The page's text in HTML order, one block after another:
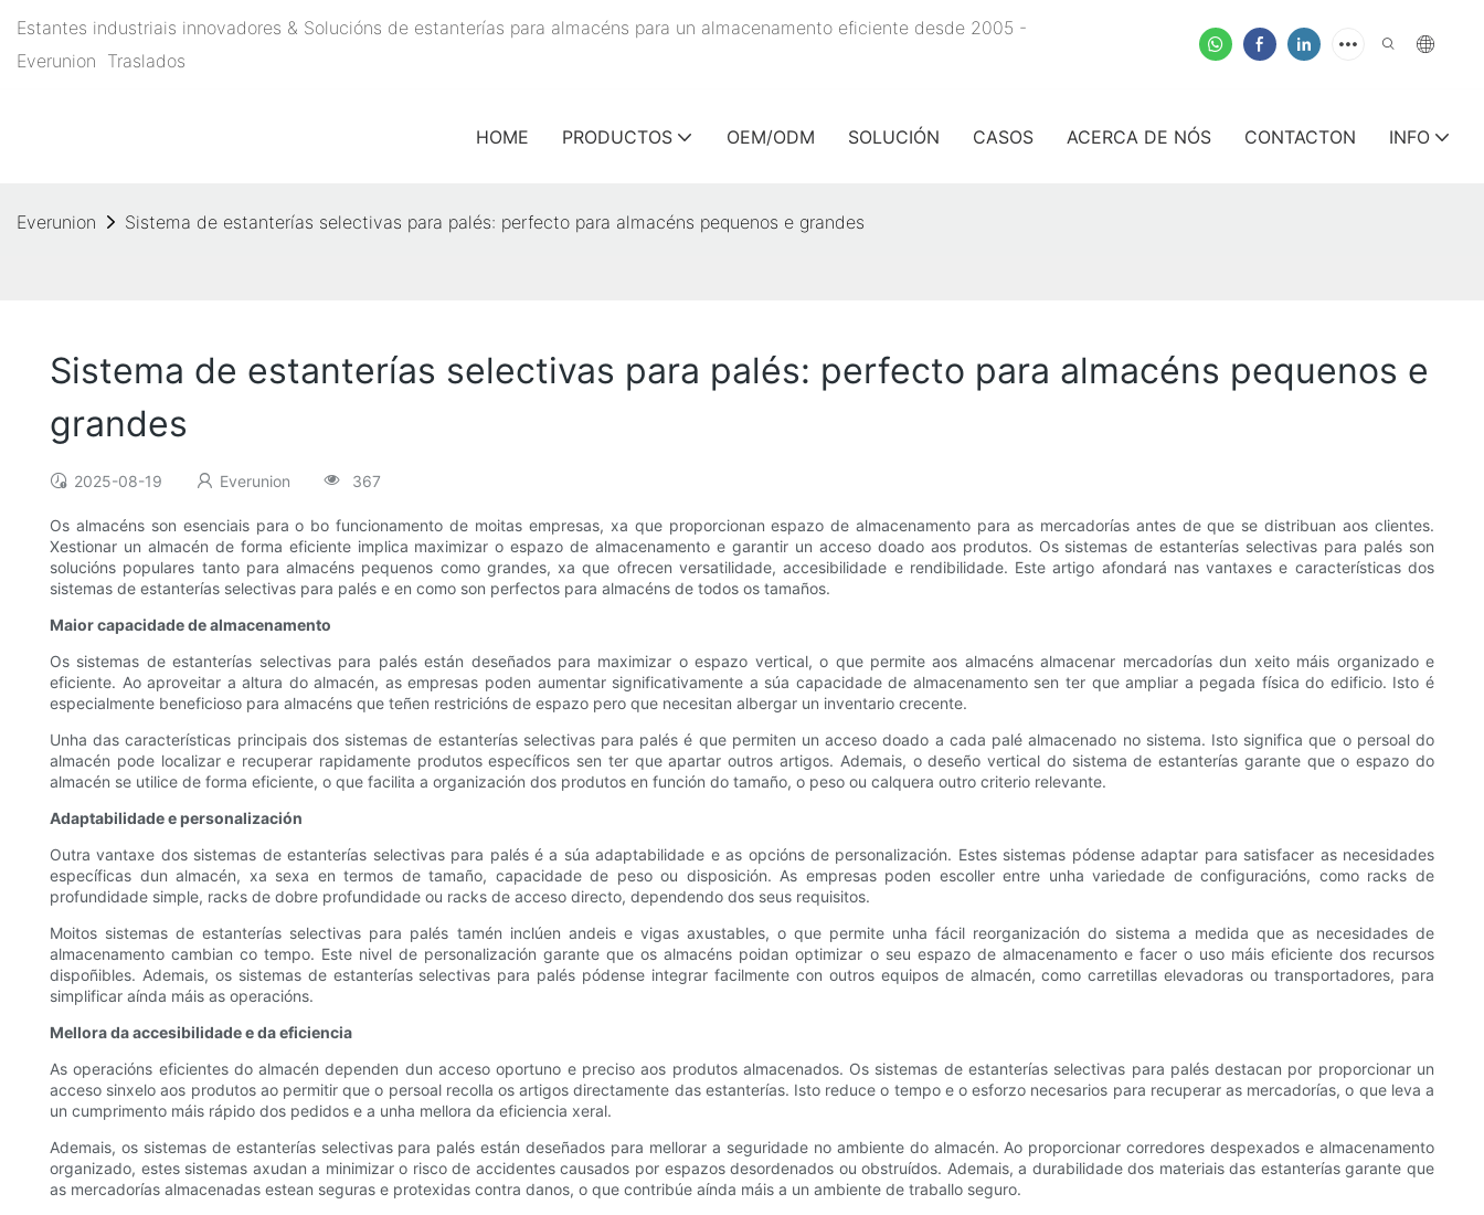
Estantes industriais innovadores & Solucións de estanterías para almacéns para un almacenamento eficiente desde 2005 -
Everunion Traslados
HOME PRODUCTOS OEM/ODM SOLUCIÓN CASOS ACERCA DE NÓS CONTACTON INFO
Everunion Sistema de estanterías selectivas para palés: perfecto para almacéns pequenos e grandes
Sistema de estanterías selectivas para palés: perfecto para almacéns pequenos e
grandes
2025-08-19 Everunion 367
Os almacéns son esenciais para o bo funcionamento de moitas empresas, xa que proporcionan espazo de almacenamento para as mercadorías antes de que se distribuan aos clientes.
Xestionar un almacén de forma eficiente implica maximizar o espazo de almacenamento e garantir un acceso doado aos produtos. Os sistemas de estanterías selectivas para palés son
solucións populares tanto para almacéns pequenos como grandes, xa que ofrecen versatilidade, accesibilidade e rendibilidade. Este artigo afondará nas vantaxes e características dos
sistemas de estanterías selectivas para palés e en como son perfectos para almacéns de todos os tamaños.
Maior capacidade de almacenamento
Os sistemas de estanterías selectivas para palés están deseñados para maximizar o espazo vertical, o que permite aos almacéns almacenar mercadorías dun xeito máis organizado e
eficiente. Ao aproveitar a altura do almacén, as empresas poden aumentar significativamente a súa capacidade de almacenamento sen ter que ampliar a pegada física do edificio. Isto é
especialmente beneficioso para almacéns que teñen restricións de espazo pero que necesitan albergar un inventario crecente.
Unha das características principais dos sistemas de estanterías selectivas para palés é que permiten un acceso doado a cada palé almacenado no sistema. Isto significa que o persoal do
almacén pode localizar e recuperar rapidamente produtos específicos sen ter que apartar outros artigos. Ademais, o deseño vertical do sistema de estanterías garante que o espazo do
almacén se utilice de forma eficiente, o que facilita a organización dos produtos en función do tamaño, o peso ou calquera outro criterio relevante.
Adaptabilidade e personalización
Outra vantaxe dos sistemas de estanterías selectivas para palés é a súa adaptabilidade e as opcións de personalización. Estes sistemas pódense adaptar para satisfacer as necesidades
específicas dun almacén, xa sexa en termos de tamaño, capacidade de peso ou disposición. As empresas poden escoller entre unha variedade de configuracións, como racks de
profundidade simple, racks de dobre profundidade ou racks de acceso directo, dependendo dos seus requisitos.
Moitos sistemas de estanterías selectivas para palés tamén inclúen andeis e vigas axustables, o que permite unha fácil reorganización do sistema a medida que as necesidades de
almacenamento cambian co tempo. Este nivel de personalización garante que os almacéns poidan optimizar o seu espazo de almacenamento e facer o uso máis eficiente dos recursos
dispoñibles. Ademais, os sistemas de estanterías selectivas para palés pódense integrar facilmente con outros equipos de almacén, como carretillas elevadoras ou transportadores, para
simplificar aínda máis as operacións.
Mellora da accesibilidade e da eficiencia
As operacións eficientes do almacén dependen dun acceso oportuno e preciso aos produtos almacenados. Os sistemas de estanterías selectivas para palés destacan por proporcionar un
acceso sinxelo aos produtos ao permitir que o persoal recolla os artigos directamente das estanterías. Isto reduce o tempo e o esforzo necesarios para recuperar as mercadorías, o que leva a
un cumprimento máis rápido dos pedidos e a unha mellora da eficiencia xeral.
Ademais, os sistemas de estanterías selectivas para palés están deseñados para mellorar a seguridade no ambiente do almacén. Ao proporcionar corredores despexados e almacenamento
organizado, estes sistemas axudan a minimizar o risco de accidentes causados por espazos desordenados ou obstruídos. Ademais, a durabilidade dos materiais das estanterías garante que
as mercadorías almacenadas estean seguras e protexidas contra danos, o que contribúe aínda máis a un ambiente de traballo seguro.